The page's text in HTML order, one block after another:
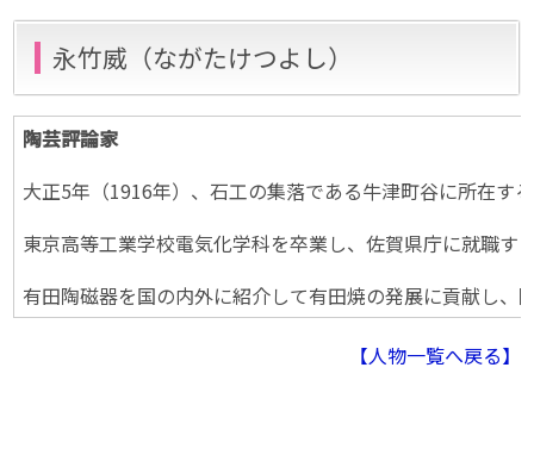
永竹威（ながたけつよし）
陶芸評論家
大正5年（1916年）、石工の集落である牛津町谷に所在す
東京高等工業学校電気化学科を卒業し、佐賀県庁に就職
有田陶磁器を国の内外に紹介して有田焼の発展に貢献し
【人物一覧へ戻る】